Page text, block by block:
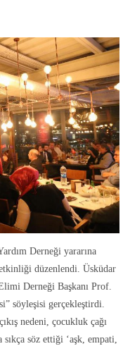
Derneği yararına
düzenlendi. Üsküdar
Derneği Başkanı Prof.
söyleşisi gerçekleştirdi.
nedeni, çocukluk çağı
söz ettiği ‘aşk, empati,